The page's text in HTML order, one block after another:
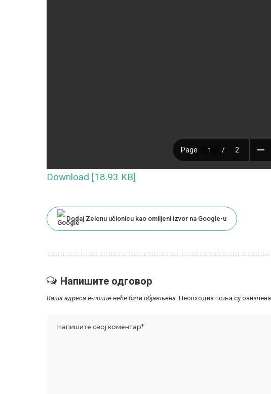
Download [18.93 KB]
Dodaj Zelenu učionicu kao omiljeni izvor na Google-u
Напишите одговор
Ваша адреса е-поште неће бити објављена. Неопходна поља су означена